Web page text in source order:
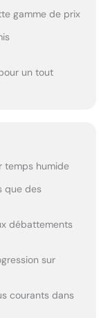
gamme de prix
un tout
temps humide
que des
débattements
sur
courants dans